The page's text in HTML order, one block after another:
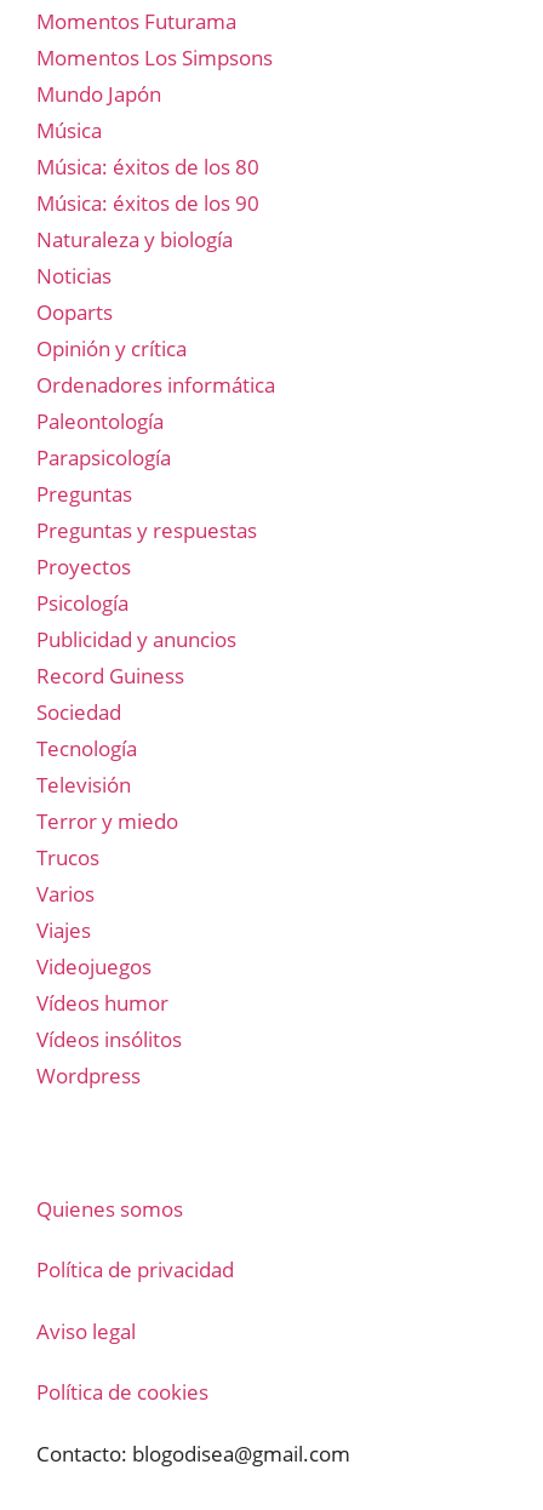
Momentos Futurama
Momentos Los Simpsons
Mundo Japón
Música
Música: éxitos de los 80
Música: éxitos de los 90
Naturaleza y biología
Noticias
Ooparts
Opinión y crítica
Ordenadores informática
Paleontología
Parapsicología
Preguntas
Preguntas y respuestas
Proyectos
Psicología
Publicidad y anuncios
Record Guiness
Sociedad
Tecnología
Televisión
Terror y miedo
Trucos
Varios
Viajes
Videojuegos
Vídeos humor
Vídeos insólitos
Wordpress
Quienes somos
Política de privacidad
Aviso legal
Política de cookies
Contacto: blogodisea@gmail.com